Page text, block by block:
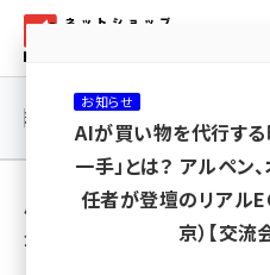
ン
ネットシ
連載・特集 |
用語「顧客データ」 が
全 6 記事中 1 ～ 6 を表示中
お知らせ
AIが買い物を代行する
一手」とは？ アルペン
任者が登壇のリアル
京）【交流